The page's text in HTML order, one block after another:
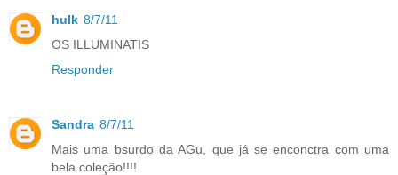
hulk 8/7/11
OS ILLUMINATIS
Responder
Sandra 8/7/11
Mais uma bsurdo da AGu, que já se enconctra com uma
bela coleção!!!!